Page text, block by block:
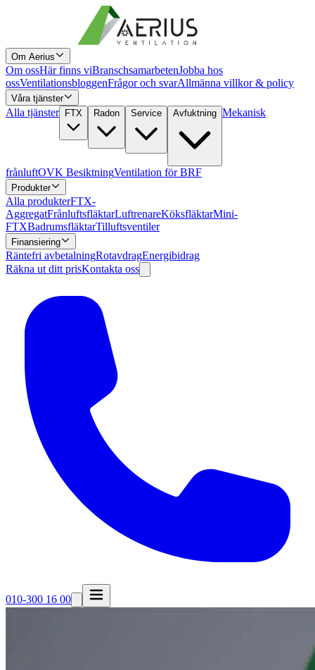
Om Aerius
Om ossHär finns viBranschsamarbetenJobba hos
ossVentilationsbloggenFrågor och svarAllmänna villkor & policy
Våra tjänster
Alla tjänster FTX Radon Service Avfuktning Mekanisk
frånluftOVK BesiktningVentilation för BRF
Produkter
Alla produkterFTX-
AggregatFrånluftsfläktarLuftrenareKöksfläktarMini-
FTXBadrumsfläktarTilluftsventiler
Finansiering
Räntefri avbetalningRotavdragEnergibidrag
Räkna ut ditt prisKontakta oss
010-300 16 00